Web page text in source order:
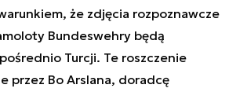
że zdjęcia rozpoznawcze
Bundeswehry będą
Turcji. Te roszczenie
przez Bo Arslana, doradcę